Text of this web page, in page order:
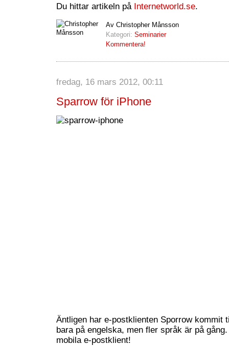
Du hittar artikeln på Internetworld.se.
Av Christopher Månsson
Kategori: Seminarier
Kommentera!
fredag, 16 mars 2012, 00:11
Sparrow för iPhone
Äntligen har e-postklienten Sporrow kommit
bara på engelska, men fler språk är på
mobila e-postklient!